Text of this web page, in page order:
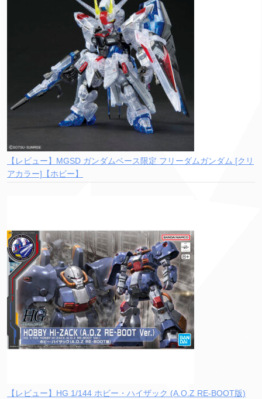
【レビュー】MGSD ガンダムベース限定 フリーダムガンダム [クリ
アカラー]【ホビー】
【レビュー】HG 1/144 ホビー・ハイザック (A.O.Z RE-BOOT版)